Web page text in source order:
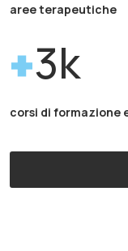
aree terapeutiche
3k
corsi di formazione